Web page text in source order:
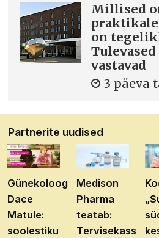
Millised
on
vastavad
3 päeva
Partnerite uudised
Günekoloog
Dace
Matule:
soolestiku
Medison
Pharma
teatab:
Tervisekassa